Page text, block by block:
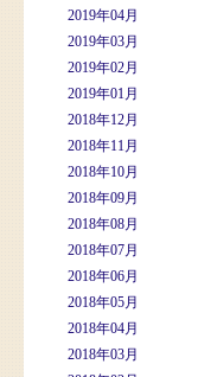
2019年04月
2019年03月
2019年02月
2019年01月
2018年12月
2018年11月
2018年10月
2018年09月
2018年08月
2018年07月
2018年06月
2018年05月
2018年04月
2018年03月